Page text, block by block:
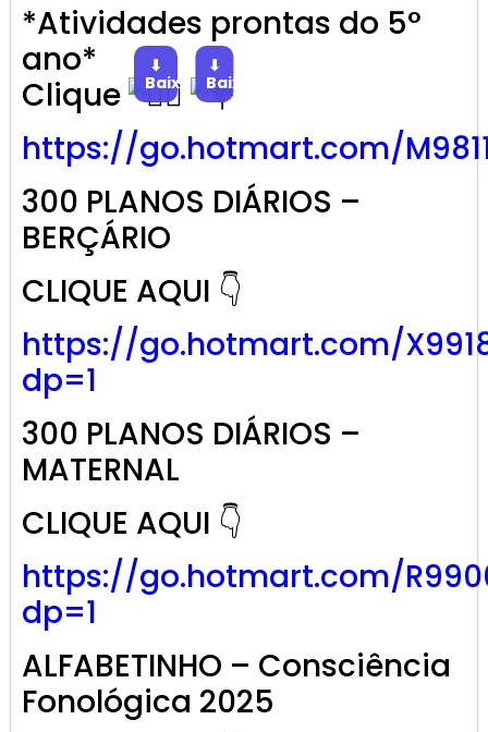
*Atividades prontas do 5°
ano*
Clique
⬇
Baixar
⬇
Baixar
https://go.hotmart.com/
300 PLANOS DIÁRIOS –
BERÇÁRIO
CLIQUE AQUI 👇
https://go.hotmart.com/
dp=1
300 PLANOS DIÁRIOS –
MATERNAL
CLIQUE AQUI 👇
https://go.hotmart.com/
dp=1
ALFABETINHO – Consciência
Fonológica 2025